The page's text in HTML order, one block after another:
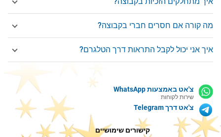
מה קורה אם חסרים חברי בקבוצה?
איך אני יכול לקבל התראות דרך הטלגרם?
צ'אט באמצעות WhatsApp
שירות לקוחות
צ'אט דרך Telegram
קישורים שימושיים